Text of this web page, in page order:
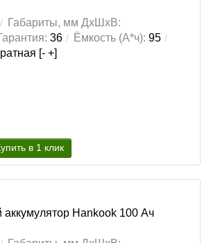
Габариты, мм ДхШхВ:
36 Ёмкость (А*ч): 95
[- +]
в 1 клик
Hankook 100 Ач